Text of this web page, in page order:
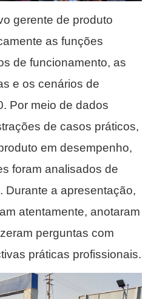
gerente de produto
as funções
de funcionamento, as
e os cenários de
Por meio de dados
de casos práticos,
em desempenho,
foram analisados ​​de
Durante a apresentação,
atentamente, anotaram
perguntas com
práticas profissionais.